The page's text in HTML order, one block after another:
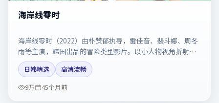
海岸线零时
海岸线零时（2022）由朴赞郁执导，雷佳音、裴斗娜、周冬
雨等主演，韩国出品的冒险类型影片。以小人物视角折射时
代切片。剧情简介与主创信息可供检索参考，上映日期以片
方资料为准。
日韩精选
高清流畅
9万
45个月前